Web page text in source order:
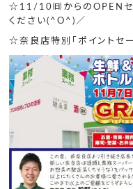
☆11/10㈰からのOPENセ
ください(^O^)／
☆奈良店特別「ポイントセー